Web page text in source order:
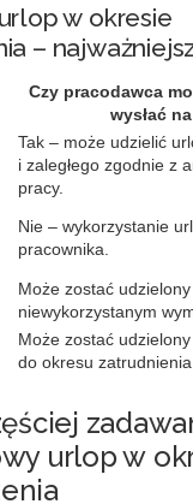
w okresie
–
Czy pracodawca
wysłać
Tak – może udzielić
i zaległego zgodnie z
pracy.
Nie – wykorzystanie
pracownika.
Może zostać udzielony
niewykorzystanym
Może zostać
do okresu
urlop w